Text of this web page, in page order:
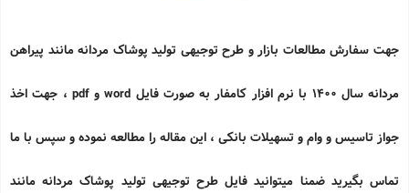
جهت سفارش مطالعات بازار و طرح توجیهی تولید پوشاک مردانه مانند پیراهن
مردانه سال 1400 با نرم افزار کامفار به صورت فایل wordوpdf ، جهت اخذ
جواز تاسیس و وام و تسهیلات بانکی ، این مقاله را مطالعه نموده و سپس با ما
تماس بگیرید ضمنا میتوانید فایل طرح توجیهی تولید پوشاک مردانه مانند